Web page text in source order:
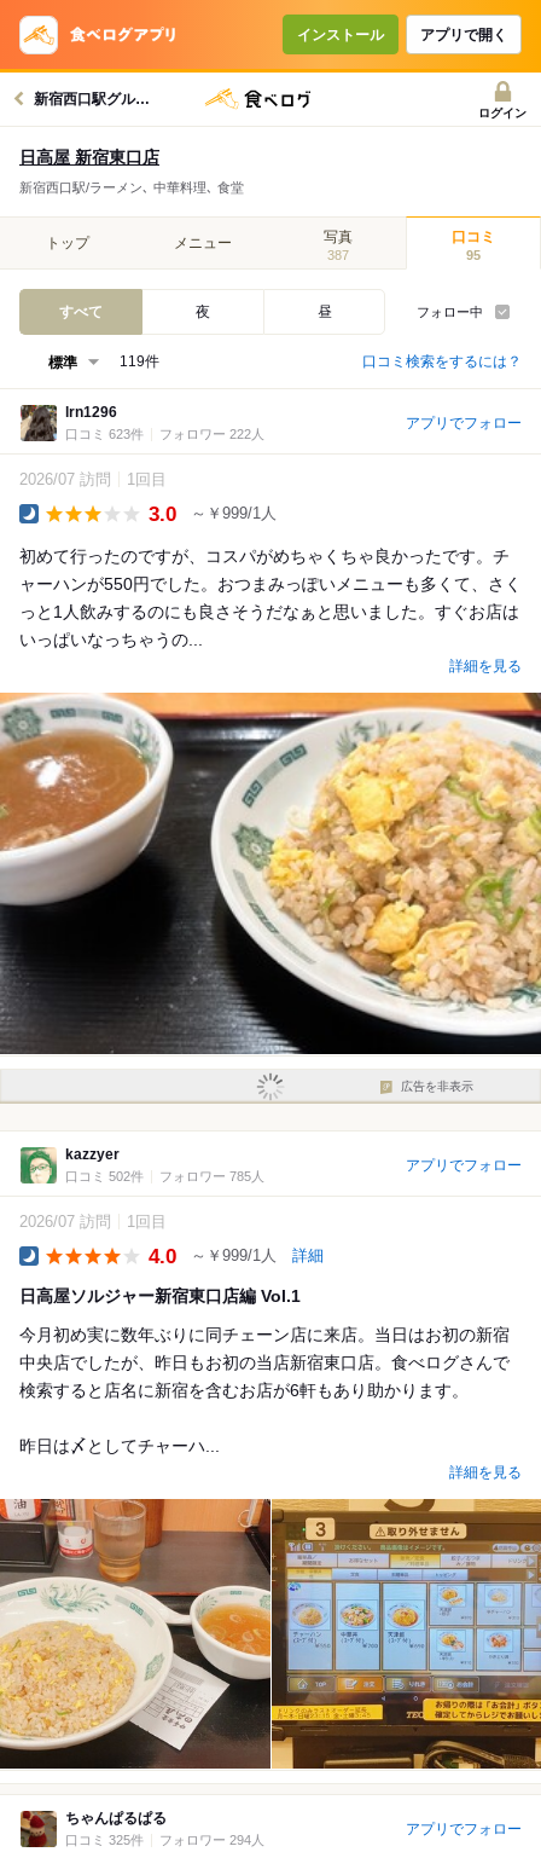
インストール アプリで開く
新宿西口駅グルメへ
ログイン
日高屋 新宿東口店
新宿西口駅/ラーメン､ 中華料理､ 食堂
トップ メニュー 写真
387
口コミ
95
すべて 夜 昼 フォロー中
119件 口コミ検索をするには？
lrn1296
口コミ 623件 フォロワー 222人
アプリでフォロー
2026/07 訪問 1回目
3.0 ～￥999/1人
初めて行ったのですが、コスパがめちゃくちゃ良かったです。チ
ャーハンが550円でした。おつまみっぽいメニューも多くて、さく
っと1人飲みするのにも良さそうだなぁと思いました。すぐお店は
いっぱいなっちゃうの...
詳細を見る
広告を非表示
kazzyer
口コミ 502件 フォロワー 785人
アプリでフォロー
2026/07 訪問 1回目
4.0 ～￥999/1人 詳細
日高屋ソルジャー新宿東口店編 Vol.1
今月初め実に数年ぶりに同チェーン店に来店。当日はお初の新宿
中央店でしたが、昨日もお初の当店新宿東口店。食べログさんで
検索すると店名に新宿を含むお店が6軒もあり助かります。
昨日は〆としてチャーハ...
詳細を見る
ちゃんぱるぱる
口コミ 325件 フォロワー 294人
アプリでフォロー